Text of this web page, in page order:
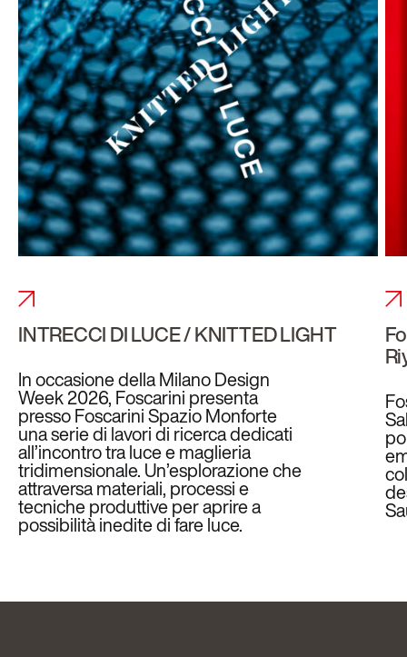
INTRECCI DI LUCE / KNITTED LIGHT
In occasione della Milano Design
Week 2026, Foscarini presenta
presso Foscarini Spazio Monforte
una serie di lavori di ricerca dedicati
all’incontro tra luce e maglieria
tridimensionale. Un’esplorazione che
attraversa materiali, processi e
tecniche produttive per aprire a
possibilità inedite di fare luce.